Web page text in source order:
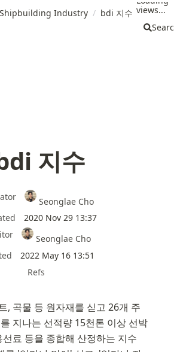
Shipbuilding Industry / bdi 지수 views...
지수
Seonglae Cho
2020 Nov 29 13:37
Seonglae Cho
2022 May 16 13:51
Refs
, 곡물 등 원자재를 싣고 26개 주
지나는 선적량 15천톤 이상 선박
료 등을 종합해 산정하는 지수